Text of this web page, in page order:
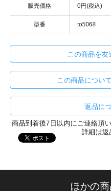
販売価格 0円(税込)
型番 to5068
この商品を友
この商品につい
返品に
商品到着後7日以内にご連絡頂
詳細は返
ほかの